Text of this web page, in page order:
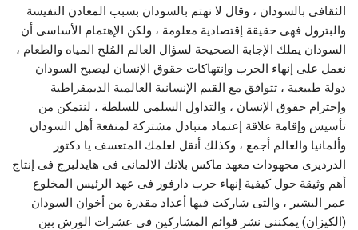
الثقافى بالسودان ، وقال لا نهتم بالسودان بسبب المعادن النفيسة
والبترول فهى حقيقة إقتصادية معلومة ، ولكن الإهتمام الأساسى أن
السودان يملك الإجابة الصحيحة لسؤال العالم المُلح المياه والطعام ،
نعمل على إنهاء الحرب وإنتهاكات حقوق الإنسان ليصبح السودان
دولة طبيعية ، تتوافق مع القيم الإنسانية العالمية الديمقراطية
وإحترام حقوق الإنسان ، والتداول السلمى للسلطة ، لنتمكن من
تأسيس وإقامة علاقة إعتماد متبادل مشتركة لمنفعة أهل السودان
وألمانيا والعالم أجمع ، وكذلك أنقل لعلمك المتعسف يا دكتور
الدرديرى مجهودات معهد ماكس بلانك الالمانى فى هايدلبرج فى إنتاج
أهم وثيقة حول كيفية إنهاء حرب دارفور فى عهد الرئيس المخلوع
عمر البشير ، والتى شاركت فيها أعداد مقدرة من أخوان السودان
(الكيزان) يمكننى نشر قوائم المشاركين فى عشرات الورش بين